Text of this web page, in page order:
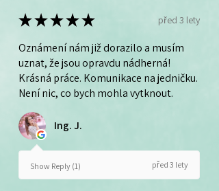
★★★★★ před 3 lety
Oznámení nám již dorazilo a musím
uznat, že jsou opravdu nádherná!
Krásná práce. Komunikace na jedničku.
Není nic, co bych mohla vytknout.
Ing. J.
Show Reply (1) před 3 lety